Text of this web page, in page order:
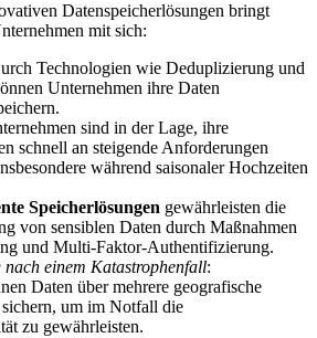
Datenspeicherlösungen bringt
mit sich:
Technologien wie Deduplizierung und
Unternehmen ihre Daten
sind in der Lage, ihre
schnell an steigende Anforderungen
während saisonaler Hochzeiten
Speicherlösungen gewährleisten die
von sensiblen Daten durch Maßnahmen
und Multi-Faktor-Authentifizierung.
nach einem Katastrophenfall:
Daten über mehrere geografische
um im Notfall die
zu gewährleisten.